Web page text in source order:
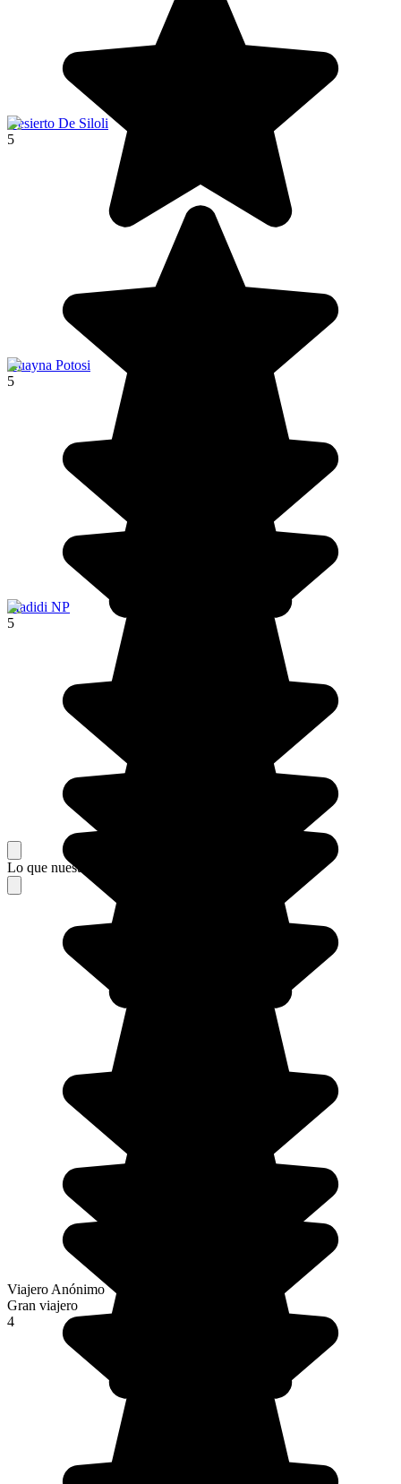
Desierto De Siloli
5
Huayna Potosi
5
Madidi NP
5
Lo que nuestros viajeros piensan de su estancia
Viajero Anónimo
Gran viajero
4